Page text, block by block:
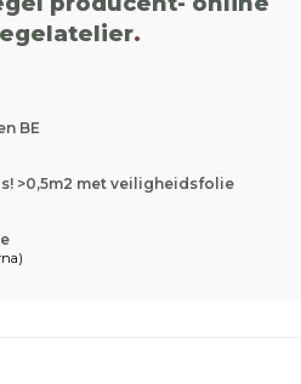
.
BE
>0,5m2 met veiligheidsfolie